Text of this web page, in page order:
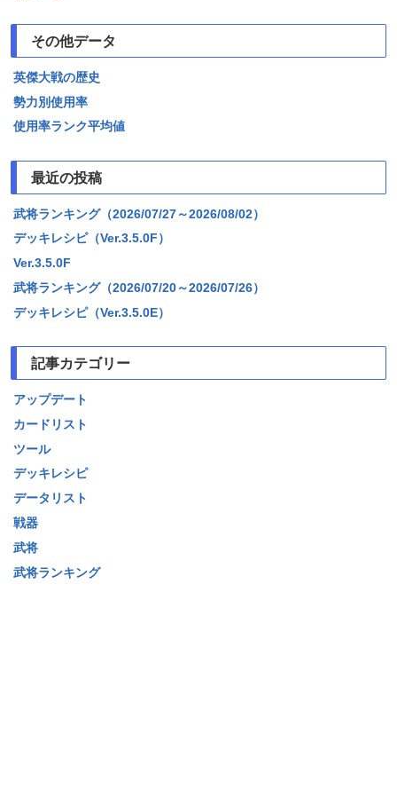
その他データ
英傑大戦の歴史
勢力別使用率
使用率ランク平均値
最近の投稿
武将ランキング（2026/07/27～2026/08/02）
デッキレシピ（Ver.3.5.0F）
Ver.3.5.0F
武将ランキング（2026/07/20～2026/07/26）
デッキレシピ（Ver.3.5.0E）
記事カテゴリー
アップデート
カードリスト
ツール
デッキレシピ
データリスト
戦器
武将
武将ランキング